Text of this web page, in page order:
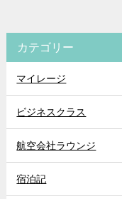
カテゴリー
マイレージ
ビジネスクラス
航空会社ラウンジ
宿泊記